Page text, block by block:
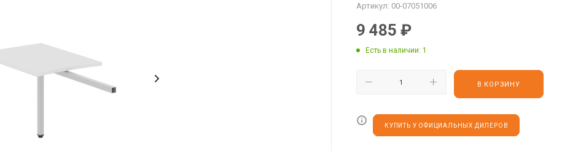
Артикул: 00-07051006
9 485 ₽
Есть в наличии: 1
В КОРЗИНУ
КУПИТЬ У ОФИЦИАЛЬНЫХ ДИЛЕРОВ